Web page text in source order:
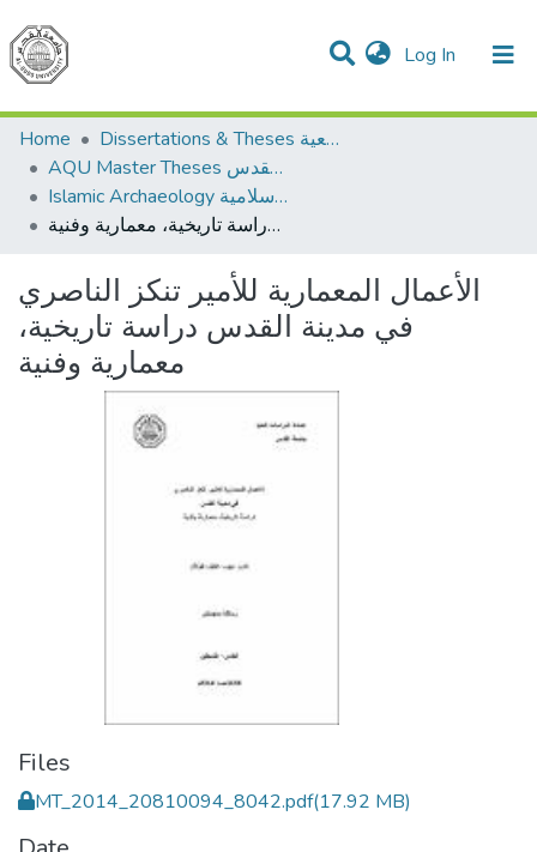
Log In (current)
Communities & Collections
All of DSpace
Home
Dissertations & Theses الرسائل الجامعية
AQU Master Theses الرسائل الجامعية الخاصة بجامعة القدس
Islamic Archaeology الأثار الاسلامية
الأعمال المعمارية للأمير تنكز الناصري في مدينة القدس دراسة تاريخية، معمارية وفنية
الأعمال المعمارية للأمير تنكز الناصري
في مدينة القدس دراسة تاريخية،
معمارية وفنية
Files
MT_2014_20810094_8042.pdf(17.92 MB)